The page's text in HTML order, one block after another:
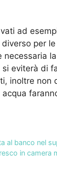
ad
per
necessaria
si eviterà di
inoltre non
al banco nel
in camera